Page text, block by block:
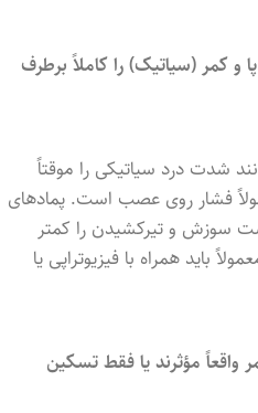
پا و کمر (سیاتیک) را کاملاً برطرف
شدت درد سیاتیکی را موقتاً
فشار روی عصب است. پمادهای
سوزش و تیرکشیدن را کمتر
باید همراه با فیزیوتراپی یا
واقعاً مؤثرند یا فقط تسکین